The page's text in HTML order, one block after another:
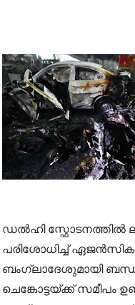
ഡൽഹി സ്ഫോടനത്തിൽ
പരിശോധിച്ച്
ബംഗ്ലാദേശുമായി
ചെങ്കോട്ടയ്ക്ക് സമീപം